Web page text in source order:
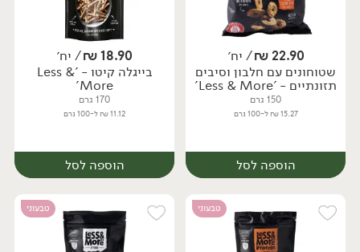
יח׳ יח׳
22.90
₪/ יח׳
שטוחונים עם חלבון וסיבים
תזונתיים - 'Less & More'
150 גרם
15.27 ₪ ל-100 גרם
הוספה לסל
18.90
₪/ יח׳
בייגלה קיטו - 'Less &
More'
170 גרם
11.12 ₪ ל-100 גרם
הוספה לסל
טבעוני טבעוני